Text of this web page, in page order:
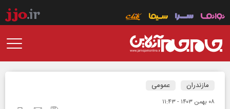
مازندران عمومی
۰۸ بهمن ۱۴۰۳ - ۱۱:۴۳